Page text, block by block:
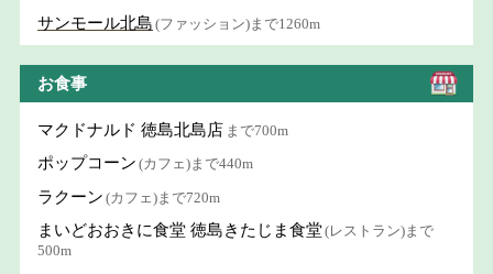
サンモール北島 (ファッション)まで1260m
お食事
マクドナルド 徳島北島店 まで700m
ポップコーン (カフェ)まで440m
ラクーン (カフェ)まで720m
まいどおおきに食堂 徳島きたじま食堂(レストラン)まで
500m